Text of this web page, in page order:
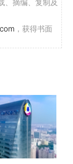
、摘编、复制及
，获得书面